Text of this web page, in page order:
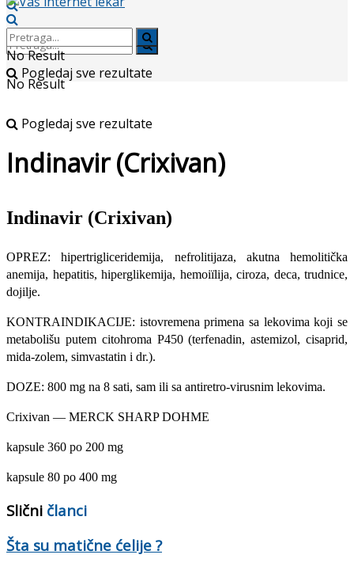
No Result
Pogledaj sve rezultate
No Result
Pogledaj sve rezultate
Indinavir (Crixivan)
Indinavir (Crixivan)
OPREZ: hipertrigliceridemija, nefrolitijaza, akutna hemolitička
anemi­ja, hepatitis, hiperglikemija, hemoiïlija, ciroza, deca, trudnice,
dojilje.
KONTRAINDIKACIJE: istovremena primena sa lekovima koji se
me­tabolišu putem citohroma P450 (terfenadin, astemizol, cisaprid,
mida-zolem, simvastatin i dr.).
DOZE: 800 mg na 8 sati, sam ili sa antiretro-virusnim lekovima.
Crixivan — MERCK SHARP DOHME
kapsule 360 po 200 mg
kapsule 80 po 400 mg
Slični članci
Šta su matične ćelije ?